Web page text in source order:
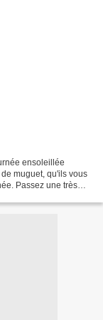
ensoleillée
muguet, qu'ils vous
Passez une très